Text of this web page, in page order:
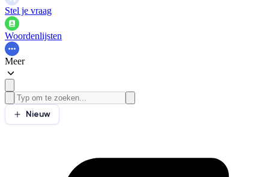
Stel je vraag
Woordenlijsten
Meer
Nieuw